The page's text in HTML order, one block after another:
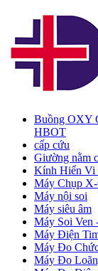
Buồng OXY
HBOT
cấp cứu
Giường nằm
Kính Hiển Vi
Máy Chụp
Máy nội soi
Máy siêu âm
Máy Soi Ven
Máy Điện
Máy Đo
Máy Đo